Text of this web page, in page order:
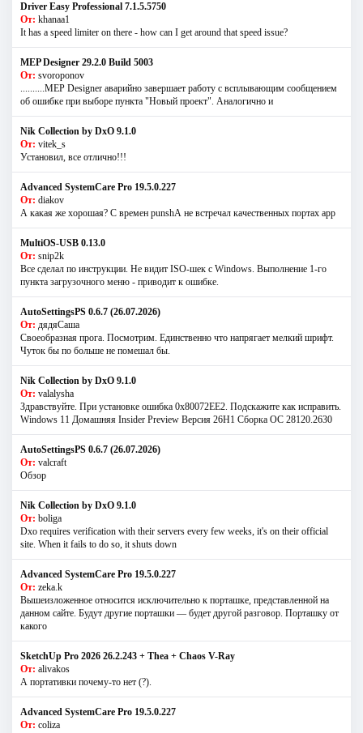
Driver Easy Professional 7.1.5.5750
От: khanaa1
It has a speed limiter on there - how can I get around that speed issue?
MEP Designer 29.2.0 Build 5003
От: svoroponov
..........MEP Designer аварийно завершает работу с всплывающим сообщением
об ошибке при выборе пункта "Новый проект". Аналогично и
Nik Collection by DxO 9.1.0
От: vitek_s
Установил, все отлично!!!
Advanced SystemCare Pro 19.5.0.227
От: diakov
А какая же хорошая? С времен punshА не встречал качественных портах app
MultiOS-USB 0.13.0
От: snip2k
Все сделал по инструкции. Не видит ISO-шек с Windows. Выполнение 1-го
пункта загрузочного меню - приводит к ошибке.
AutoSettingsPS 0.6.7 (26.07.2026)
От: дядяСаша
Своеобразная прога. Посмотрим. Единственно что напрягает мелкий шрифт.
Чуток бы по больше не помешал бы.
Nik Collection by DxO 9.1.0
От: valalysha
Здравствуйте. При установке ошибка 0х80072EE2. Подскажите как исправить.
Windows 11 Домашняя Insider Preview Версия 26H1 Сборка ОС 28120.2630
AutoSettingsPS 0.6.7 (26.07.2026)
От: valcraft
Обзор
Nik Collection by DxO 9.1.0
От: boliga
Dxo requires verification with their servers every few weeks, it's on their official
site. When it fails to do so, it shuts down
Advanced SystemCare Pro 19.5.0.227
От: zeka.k
Вышеизложенное относится исключительно к порташке, представленной на
данном сайте. Будут другие порташки — будет другой разговор. Порташку от
какого
SketchUp Pro 2026 26.2.243 + Thea + Chaos V-Ray
От: alivakos
А портативки почему-то нет (?).
Advanced SystemCare Pro 19.5.0.227
От: coliza